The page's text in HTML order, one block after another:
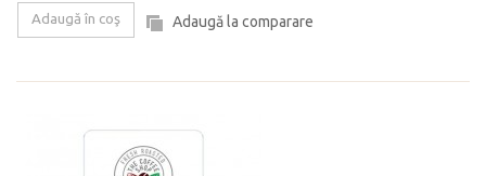
Adaugă în coş Adaugă la comparare